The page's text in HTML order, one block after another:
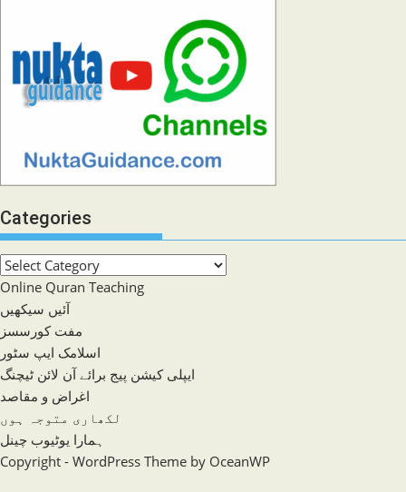
Categories
Categories
Online Quran Teaching
آئیں سیکھیں
مفت کورسسز
اسلامک ایپ سٹور
ایپلی کیشن پیج برائے آن لائن ٹیچنگ
اغراض و مقاصد
لکھاری متوجہ ہوں
ہمارا یوٹیوب چینل
Copyright - WordPress Theme by OceanWP